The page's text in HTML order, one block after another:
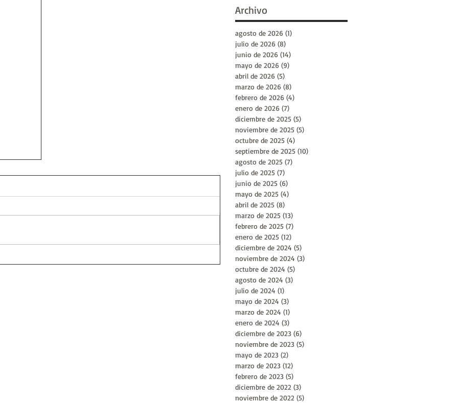
Archivo
agosto de 2026 (1)
julio de 2026 (8)
junio de 2026 (14)
mayo de 2026 (9)
abril de 2026 (5)
marzo de 2026 (8)
febrero de 2026 (4)
enero de 2026 (7)
diciembre de 2025 (5)
noviembre de 2025 (5)
octubre de 2025 (4)
septiembre de 2025 (10)
agosto de 2025 (7)
julio de 2025 (7)
junio de 2025 (6)
mayo de 2025 (4)
abril de 2025 (8)
marzo de 2025 (13)
febrero de 2025 (7)
enero de 2025 (12)
diciembre de 2024 (5)
noviembre de 2024 (3)
octubre de 2024 (5)
agosto de 2024 (3)
julio de 2024 (1)
mayo de 2024 (3)
marzo de 2024 (1)
enero de 2024 (3)
diciembre de 2023 (6)
noviembre de 2023 (5)
mayo de 2023 (2)
marzo de 2023 (12)
febrero de 2023 (5)
diciembre de 2022 (3)
noviembre de 2022 (5)